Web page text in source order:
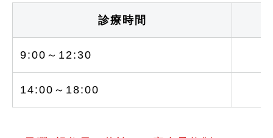
診療時間
9:00～12:30
14:00～18:00